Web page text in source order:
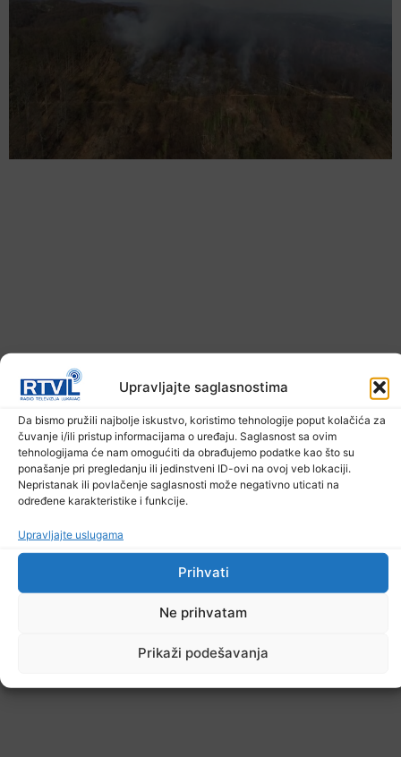
Upravljajte saglasnostima
Da bismo pružili najbolje iskustvo, koristimo tehnologije poput kolačića za
čuvanje i/ili pristup informacijama o uređaju. Saglasnost sa ovim
tehnologijama će nam omogućiti da obrađujemo podatke kao što su
ponašanje pri pregledanju ili jedinstveni ID-ovi na ovoj veb lokaciji.
Nepristanak ili povlačenje saglasnosti može negativno uticati na
određene karakteristike i funkcije.
Upravljajte uslugama
Prihvati
Ne prihvatam
Prikaži podešavanja
U TK povećan broj požara
7. Augusta 2026.